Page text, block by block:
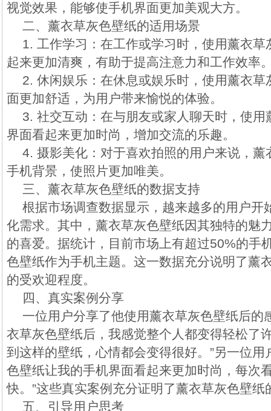
视觉效果，能够使手机界面更加美观大方。
二、薰衣草灰色壁纸的适用场景
1. 工作学习：在工作或学习时，使用薰衣草
起来更加清爽，有助于提高注意力和工作效率
2. 休闲娱乐：在休息或娱乐时，使用薰衣草
面更加舒适，为用户带来愉悦的体验。
3. 社交互动：在与朋友或家人聊天时，使用
界面看起来更加时尚，增加交流的乐趣。
4. 摄影美化：对于喜欢拍照的用户来说，薰
手机背景，使照片更加唯美。
三、薰衣草灰色壁纸的数据支持
根据市场调查数据显示，越来越多的用户开
化需求。其中，薰衣草灰色壁纸因其独特的魅
的喜爱。据统计，目前市场上有超过50%的手
色壁纸作为手机主题。这一数据充分说明了薰
的受欢迎程度。
四、真实案例分享
一位用户分享了他使用薰衣草灰色壁纸后的
衣草灰色壁纸后，我感觉整个人都变得轻松了
到这样的壁纸，心情都会变得很好。”另一位用
色壁纸让我的手机界面看起来更加时尚，每次
快。”这些真实案例充分证明了薰衣草灰色壁纸
五、引导用户思考